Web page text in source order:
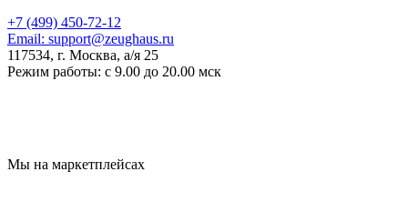
+7 (499) 450-72-12
Email: support@zeughaus.ru
117534, г. Москва, а/я 25
Режим работы: с 9.00 до 20.00 мск
Мы на маркетплейсах